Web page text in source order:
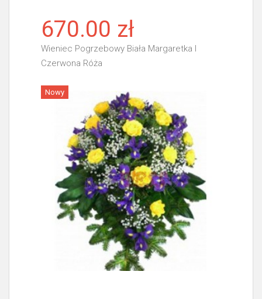
670.00 zł
Wieniec Pogrzebowy Biała Margaretka I
Czerwona Róża
Więcej
Nowy